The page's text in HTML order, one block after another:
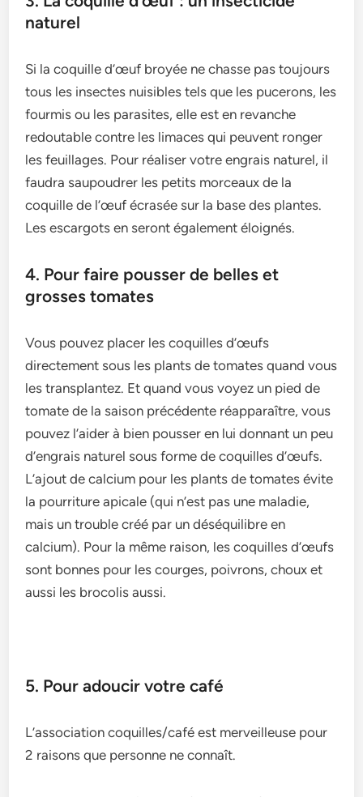
naturel
Si la coquille d’œuf broyée ne chasse pas toujours
tous les insectes nuisibles tels que les pucerons, les
fourmis ou les parasites, elle est en revanche
redoutable contre les limaces qui peuvent ronger
les feuillages. Pour réaliser votre engrais naturel, il
faudra saupoudrer les petits morceaux de la
coquille de l’œuf écrasée sur la base des plantes.
Les escargots en seront également éloignés.
4. Pour faire pousser de belles et
grosses tomates
Vous pouvez placer les coquilles d’œufs
directement sous les plants de tomates quand vous
les transplantez. Et quand vous voyez un pied de
tomate de la saison précédente réapparaître, vous
pouvez l’aider à bien pousser en lui donnant un peu
d’engrais naturel sous forme de coquilles d’œufs.
L’ajout de calcium pour les plants de tomates évite
la pourriture apicale (qui n’est pas une maladie,
mais un trouble créé par un déséquilibre en
calcium). Pour la même raison, les coquilles d’œufs
sont bonnes pour les courges, poivrons, choux et
aussi les brocolis aussi.
5. Pour adoucir votre café
L’association coquilles/café est merveilleuse pour
2 raisons que personne ne connaît.